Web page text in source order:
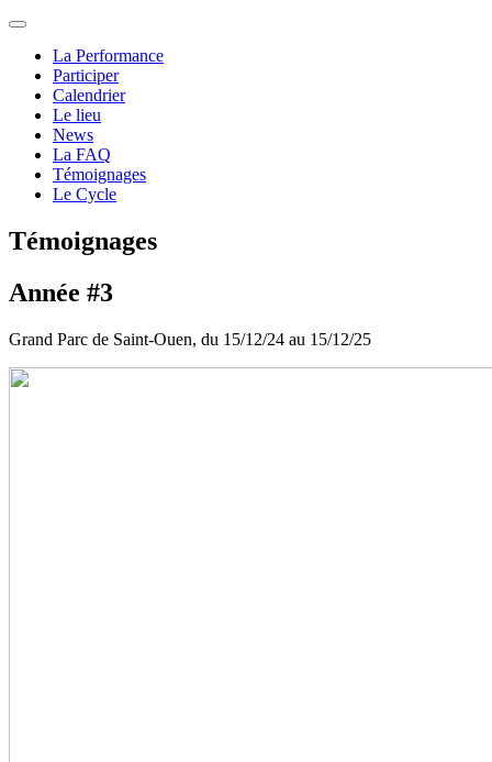
La Performance
Participer
Calendrier
Le lieu
News
La FAQ
Témoignages
Le Cycle
Témoignages
Année #3
Grand Parc de Saint-Ouen, du 15/12/24 au 15/12/25